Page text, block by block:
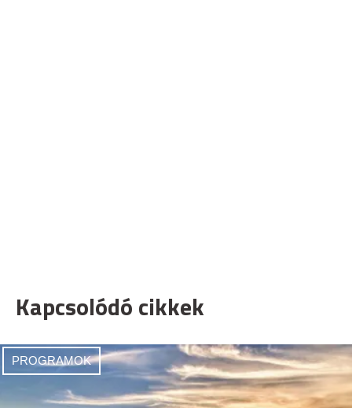
Kapcsolódó cikkek
PROGRAMOK